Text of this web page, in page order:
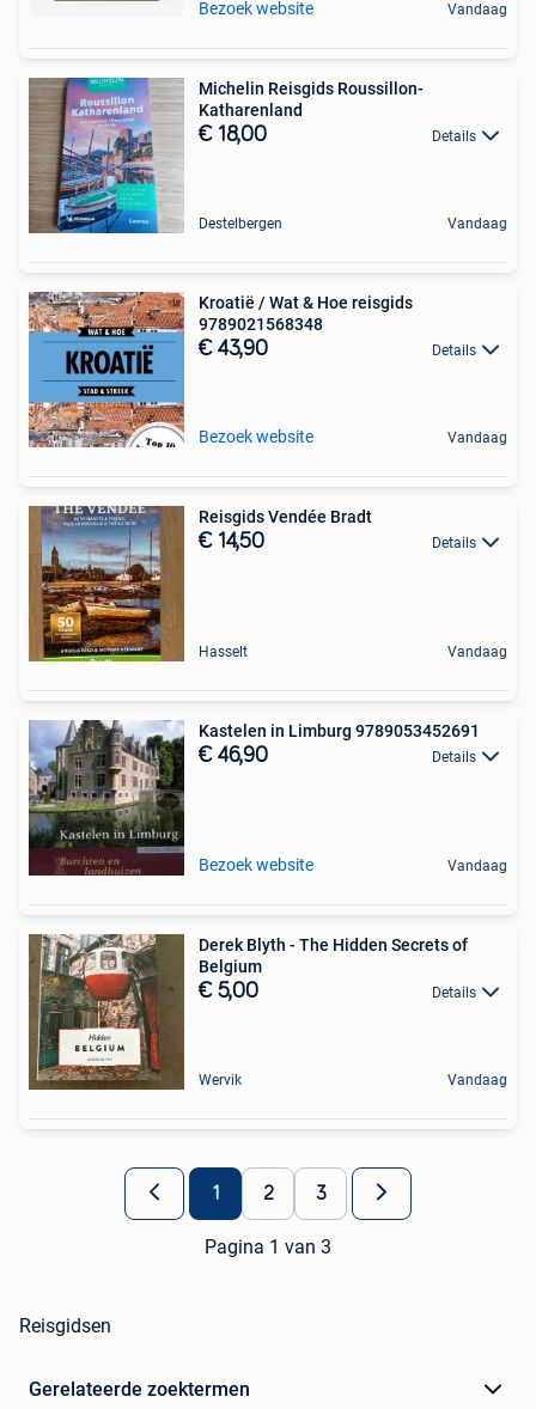
Bezoek website Vandaag
Michelin Reisgids Roussillon-
Katharenland
€ 18,00 Details
Destelbergen Vandaag
Kroatië / Wat & Hoe reisgids
9789021568348
€ 43,90 Details
Bezoek website Vandaag
Reisgids Vendée Bradt
€ 14,50 Details
Hasselt Vandaag
Kastelen in Limburg 9789053452691
€ 46,90 Details
Bezoek website Vandaag
Derek Blyth - The Hidden Secrets of
Belgium
€ 5,00 Details
Wervik Vandaag
1 2 3
Pagina 1 van 3
Reisgidsen
Gerelateerde zoektermen